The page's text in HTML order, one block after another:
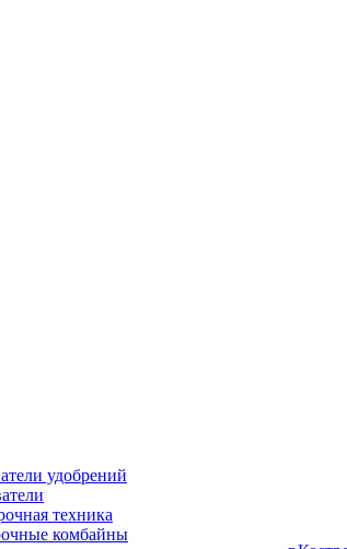
удобрений
техника
комбайны